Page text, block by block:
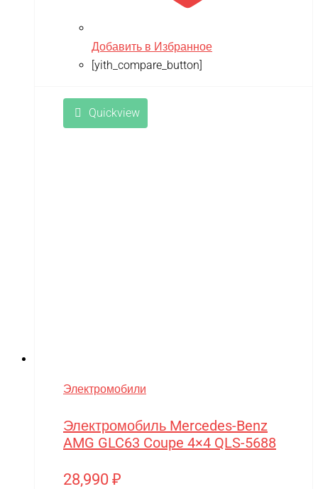
Добавить в Избранное
[yith_compare_button]
Quickview
Электромобили
Электромобиль Mercedes-Benz
AMG GLC63 Coupe 4×4 QLS-5688
28,990 ₽